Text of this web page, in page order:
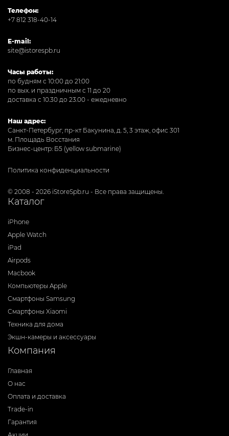
Телефон:
+7 812 318-40-14
E-mail:
site@istorespb.ru
Часы работы:
по будням с 10:00 до 21:00
по вых. и праздничным с 11 до 20
доставка с 10.30 до 23.00 - ежедневно
Наш адрес:
Санкт-Петербург, пр-кт Бакунина, д. 5, 3 этаж, офис 301
м. Площадь Восстания
Бизнес-центр: Б5 (yellow submarine)
Политика конфиденциальности
© 2008 - 2026 iStoreSpb.ru - Все права защищены.
Каталог
iPhone
Apple Watch
iPad
Airpods
Macbook
Компьютеры Apple
Смартфоны Samsung
Смартфоны Xiaomi
Техника для дома
Экшн-камеры и аксессуары
Компания
Главная
О нас
Оплата и доставка
Trade-in
Гарантия